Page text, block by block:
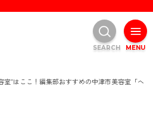
室”はここ！編集部おすすめの中津市美容室「ヘ
MENU
SEARCH